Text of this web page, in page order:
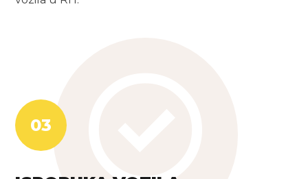
03